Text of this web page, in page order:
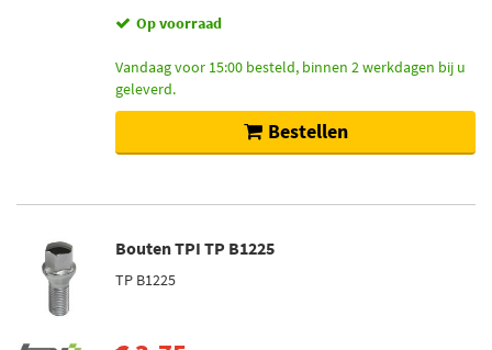
Op voorraad
Vandaag voor 15:00 besteld, binnen 2 werkdagen bij u
geleverd.
Bestellen
Bouten TPI TP B1225
TP B1225